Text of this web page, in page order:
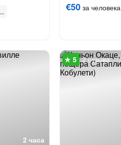
€50 за человека
2 часа
2 отзыва